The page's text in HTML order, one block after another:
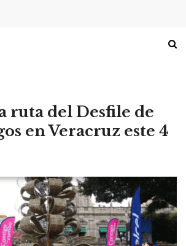
ruta del Desfile de
en Veracruz este 4